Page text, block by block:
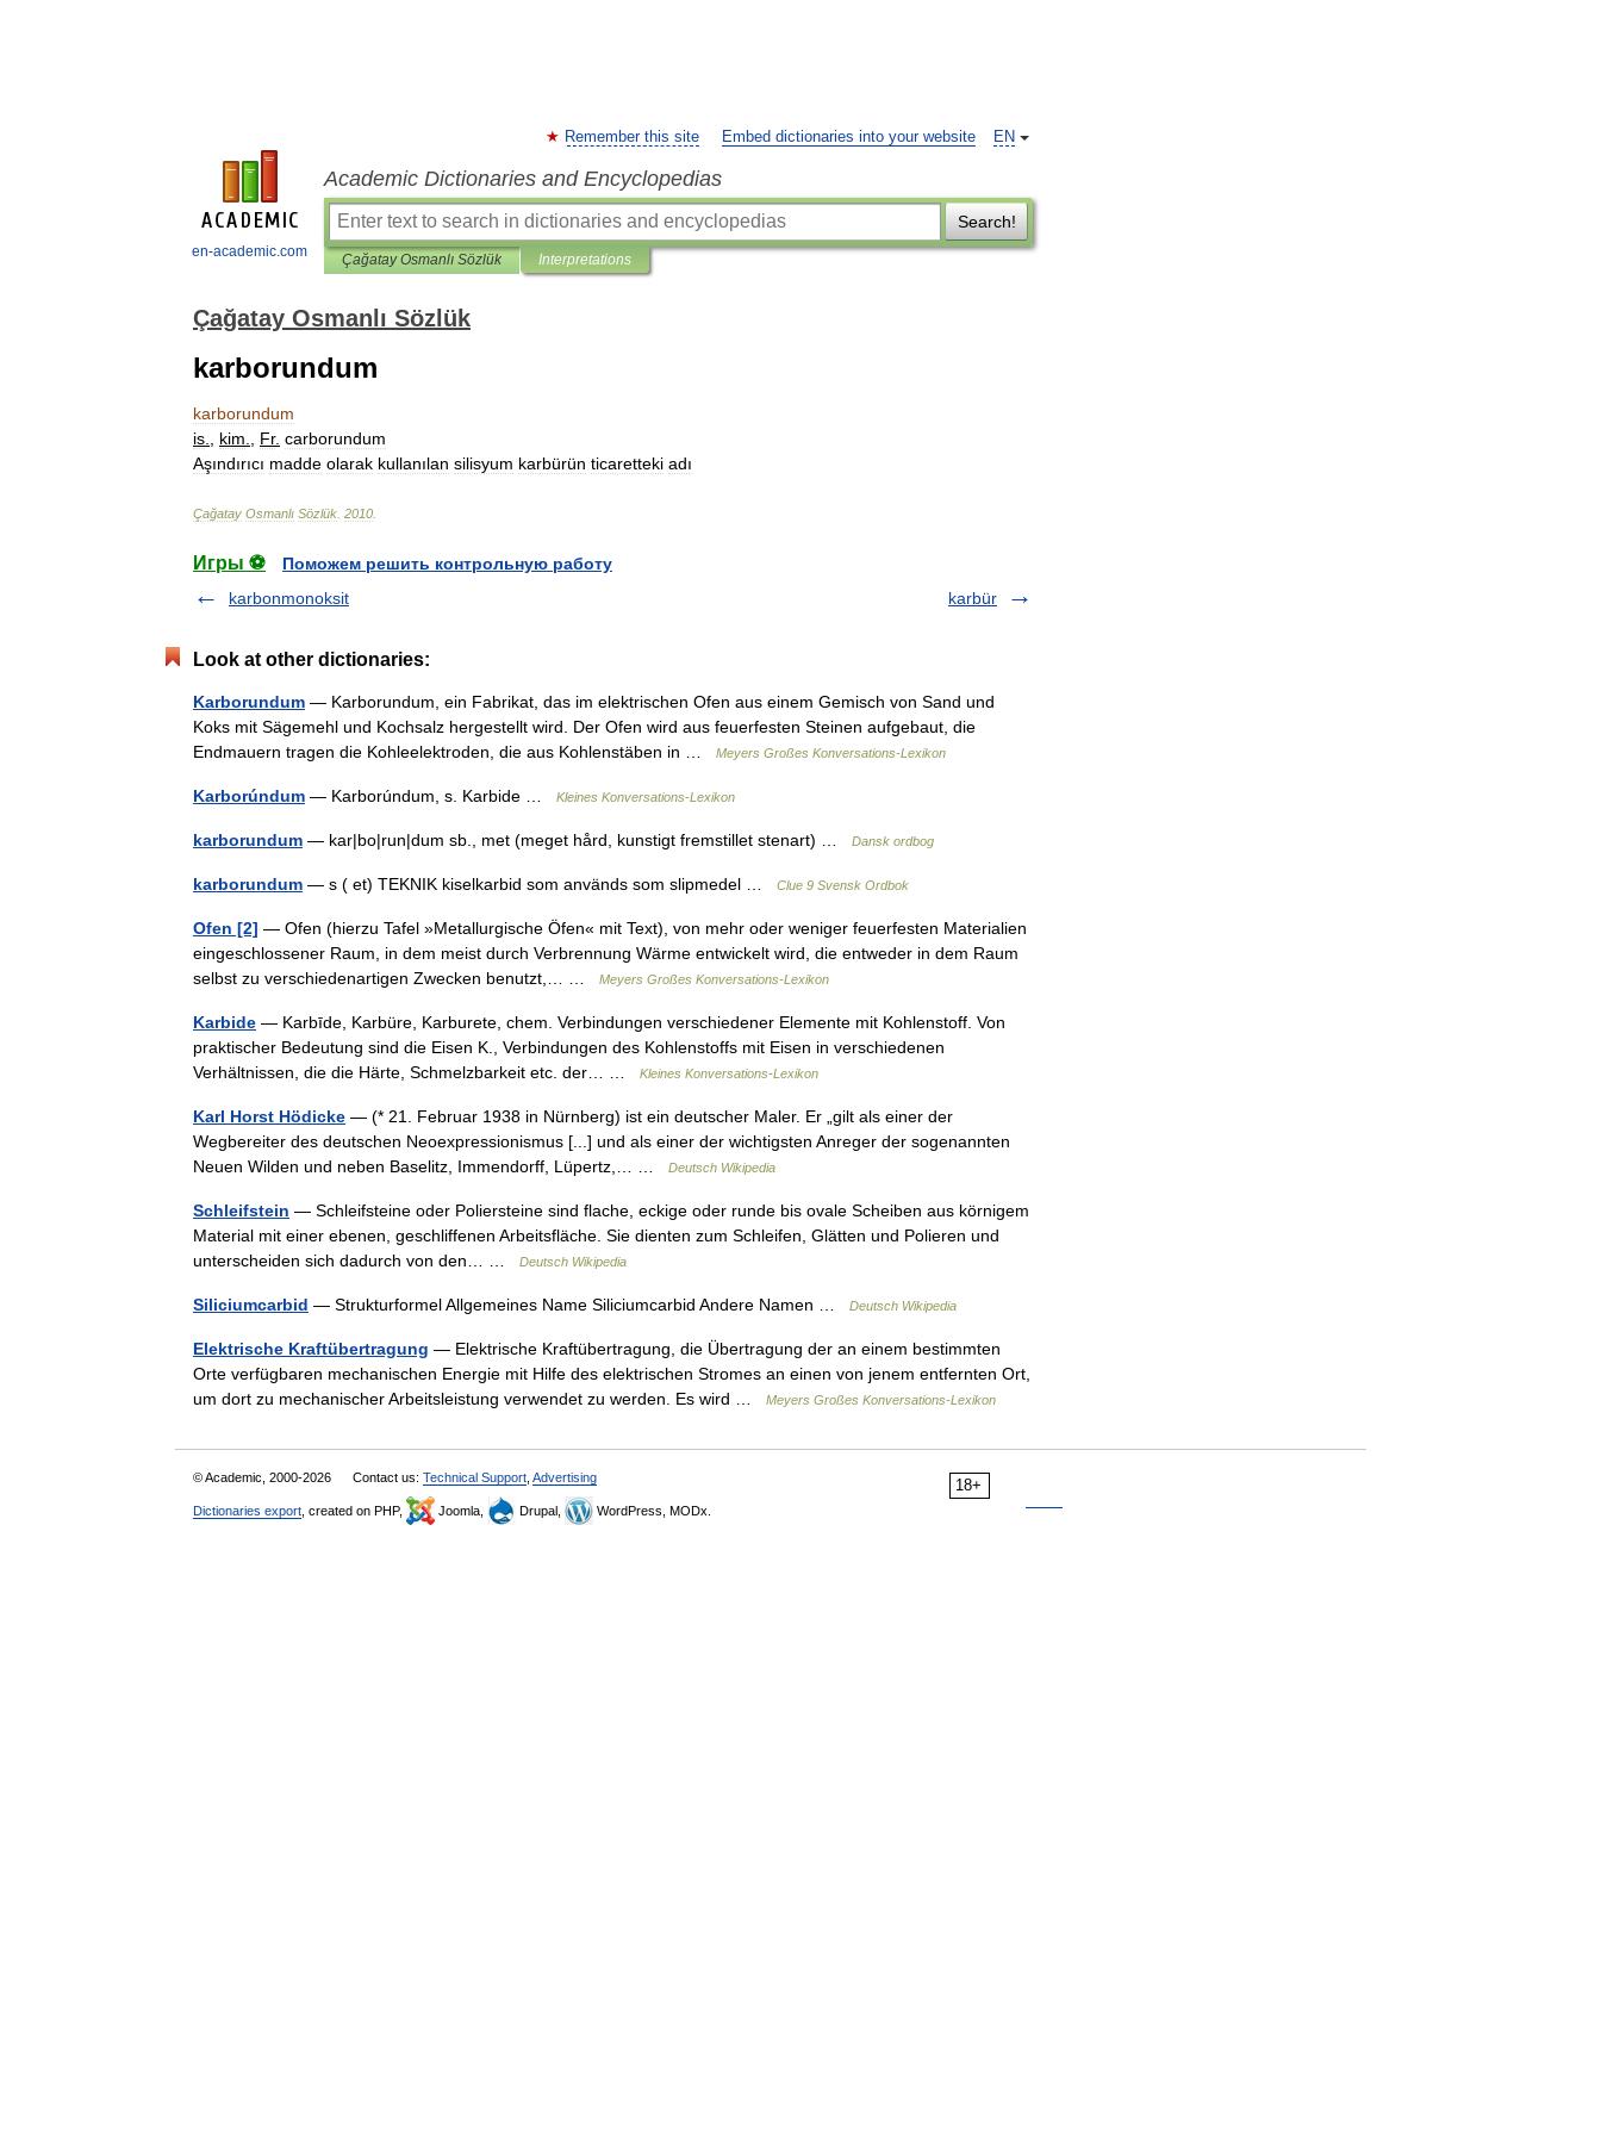
en-academic.com
EN
Remember this site Embed dictionaries into your website
Academic Dictionaries and Encyclopedias
Search!
Çağatay Osmanlı Sözlük Interpretations
Çağatay Osmanlı Sözlük
karborundum
karborundum
is
kim Fr. carborundum
Aşındırıcı madde olarak kullanılan silisyum karbürün ticaretteki adı
Çağatay Osmanlı Sözlük 2010
Игры ⚽
Поможем решить контрольную работу
karbonmonoksit
karbür
Look at other dictionaries:
Karborundum — Karborundum, ein Fabrikat, das im elektrischen Ofen aus einem Gemisch von Sand und
Koks mit Sägemehl und Kochsalz hergestellt wird. Der Ofen wird aus feuerfesten Steinen aufgebaut, die
Endmauern tragen die Kohleelektroden, die aus Kohlenstäben in …
Meyers Großes Konversations-Lexikon
Karborúndum — Karborúndum, s. Karbide … Kleines Konversations-Lexikon
karborundum — kar|bo|run|dum sb., met (meget hård, kunstigt fremstillet stenart) … Dansk ordbog
karborundum — s ( et) TEKNIK kiselkarbid som används som slipmedel … Clue 9 Svensk Ordbok
Ofen [2] — Ofen (hierzu Tafel »Metallurgische Öfen« mit Text), von mehr oder weniger feuerfesten Materialien
eingeschlossener Raum, in dem meist durch Verbrennung Wärme entwickelt wird, die entweder in dem Raum
selbst zu verschiedenartigen Zwecken benutzt,… …
Meyers Großes Konversations-Lexikon
Karbide — Karbīde, Karbüre, Karburete, chem. Verbindungen verschiedener Elemente mit Kohlenstoff. Von
praktischer Bedeutung sind die Eisen K., Verbindungen des Kohlenstoffs mit Eisen in verschiedenen
Verhältnissen, die die Härte, Schmelzbarkeit etc. der… …
Kleines Konversations-Lexikon
Karl Horst Hödicke — (* 21. Februar 1938 in Nürnberg) ist ein deutscher Maler. Er „gilt als einer der
Wegbereiter des deutschen Neoexpressionismus [...] und als einer der wichtigsten Anreger der sogenannten
Neuen Wilden und neben Baselitz, Immendorff, Lüpertz,… …
Deutsch Wikipedia
Schleifstein — Schleifsteine oder Poliersteine sind flache, eckige oder runde bis ovale Scheiben aus körnigem
Material mit einer ebenen, geschliffenen Arbeitsfläche. Sie dienten zum Schleifen, Glätten und Polieren und
unterscheiden sich dadurch von den… …
Deutsch Wikipedia
Siliciumcarbid — Strukturformel Allgemeines Name Siliciumcarbid Andere Namen … Deutsch Wikipedia
Elektrische Kraftübertragung — Elektrische Kraftübertragung, die Übertragung der an einem bestimmten
Orte verfügbaren mechanischen Energie mit Hilfe des elektrischen Stromes an einen von jenem entfernten Ort,
um dort zu mechanischer Arbeitsleistung verwendet zu werden. Es wird …
Meyers Großes Konversations-Lexikon
18+
© Academic, 2000-2026 Contact us: Technical Support Advertising
Dictionaries export , created on PHP, Joomla, Drupal, WordPress, MODx.